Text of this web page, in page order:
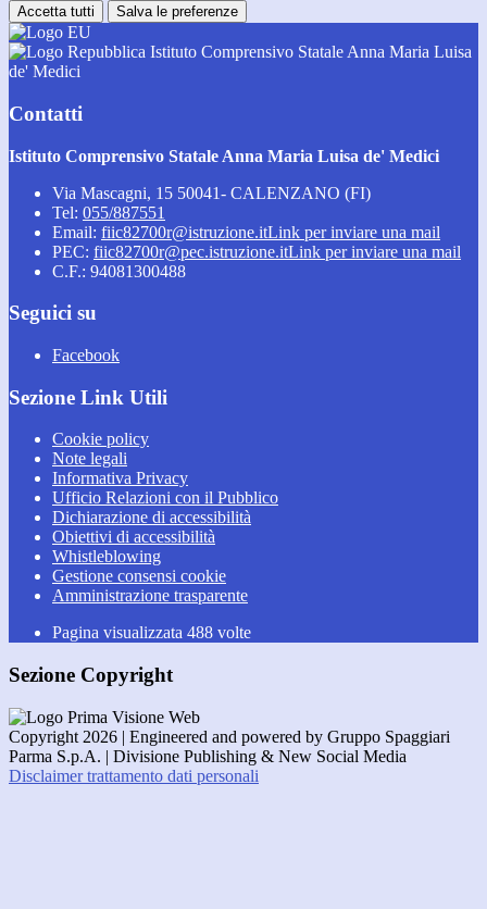
Accetta tutti Salva le preferenze
Istituto Comprensivo Statale Anna Maria Luisa
de' Medici
Contatti
Istituto Comprensivo Statale Anna Maria Luisa de' Medici
Via Mascagni, 15 50041- CALENZANO (FI)
Tel: 055/887551
Email: fiic82700r@istruzione.itLink per inviare una mail
PEC: fiic82700r@pec.istruzione.itLink per inviare una mail
C.F.: 94081300488
Seguici su
Facebook
Sezione Link Utili
Cookie policy
Note legali
Informativa Privacy
Ufficio Relazioni con il Pubblico
Dichiarazione di accessibilità
Obiettivi di accessibilità
Whistleblowing
Gestione consensi cookie
Amministrazione trasparente
Pagina visualizzata 488 volte
Sezione Copyright
Copyright 2026 | Engineered and powered by Gruppo Spaggiari
Parma S.p.A. | Divisione Publishing & New Social Media
Disclaimer trattamento dati personali